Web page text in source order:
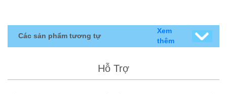
Các sản phẩm tương tự
Xem
thêm
Hỗ Trợ